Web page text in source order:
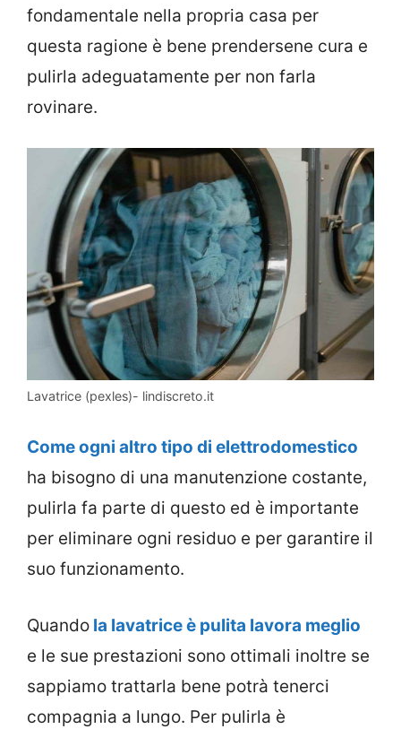
fondamentale nella propria casa per
questa ragione è bene prendersene cura e
pulirla adeguatamente per non farla
rovinare.
Lavatrice (pexles)- lindiscreto.it
Come ogni altro tipo di elettrodomestico
ha bisogno di una manutenzione costante,
pulirla fa parte di questo ed è importante
per eliminare ogni residuo e per garantire il
suo funzionamento.
Quando la lavatrice è pulita lavora meglio
e le sue prestazioni sono ottimali inoltre se
sappiamo trattarla bene potrà tenerci
compagnia a lungo. Per pulirla è